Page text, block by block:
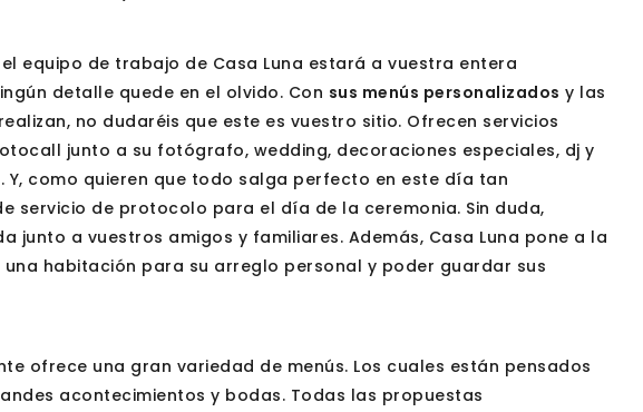
equipo de trabajo de Casa Luna estará a vuestra entera
detalle quede en el olvido. Con sus menús personalizados y las
no dudaréis que este es vuestro sitio. Ofrecen servicios
junto a su fotógrafo, wedding, decoraciones especiales, dj y
Y, como quieren que todo salga perfecto en este día tan
servicio de protocolo para el día de la ceremonia. Sin duda,
junto a vuestros amigos y familiares. Además, Casa Luna pone a la
una habitación para su arreglo personal y poder guardar sus
ofrece una gran variedad de menús. Los cuales están pensados
acontecimientos y bodas. Todas las propuestas